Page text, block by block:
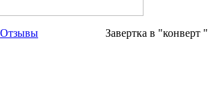
Отзывы Завертка в "конверт "